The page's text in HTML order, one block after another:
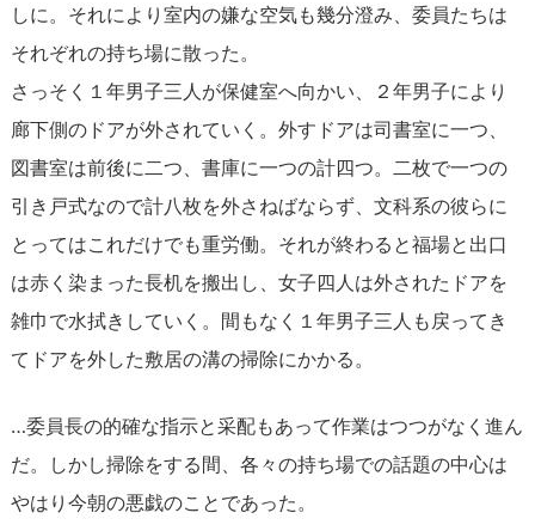
しに。それにより室内の嫌な空気も幾分澄み、委員たちは
それぞれの持ち場に散った。
さっそく１年男子三人が保健室へ向かい、２年男子により
廊下側のドアが外されていく。外すドアは司書室に一つ、
図書室は前後に二つ、書庫に一つの計四つ。二枚で一つの
引き戸式なので計八枚を外さねばならず、文科系の彼らに
とってはこれだけでも重労働。それが終わると福場と出口
は赤く染まった長机を搬出し、女子四人は外されたドアを
雑巾で水拭きしていく。間もなく１年男子三人も戻ってき
てドアを外した敷居の溝の掃除にかかる。
…委員長の的確な指示と采配もあって作業はつつがなく進ん
だ。しかし掃除をする間、各々の持ち場での話題の中心は
やはり今朝の悪戯のことであった。